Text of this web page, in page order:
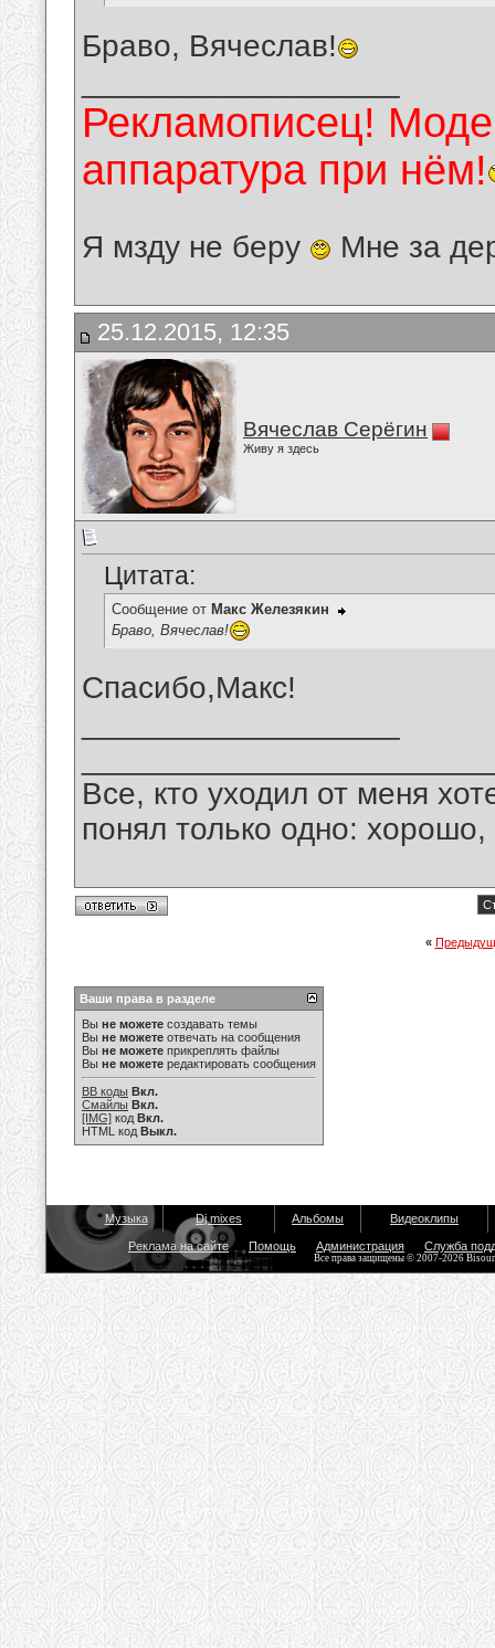
Браво, Вячеслав!
Рекламописец!
аппаратура при нём!
Я мзду не беру Мне за
25.12.2015, 12:35
Вячеслав Серёгин
Живу я здесь
Цитата:
Сообщение от Макс Железякин
Браво, Вячеслав!
Спасибо,Макс!
Все, кто уходил от меня
понял только одно:
«
Ваши права в разделе
Вы не можете создавать темы
Вы не можете отвечать на сообщения
Вы не можете прикреплять файлы
Вы не можете редактировать сообщения
BB коды Вкл.
Смайлы Вкл.
[IMG] код Вкл.
HTML код Выкл.
Музыка Dj mixes Альбомы Видеоклипы
Реклама на сайте Помощь Администрация Служба
Все права защищены © 2007-2026